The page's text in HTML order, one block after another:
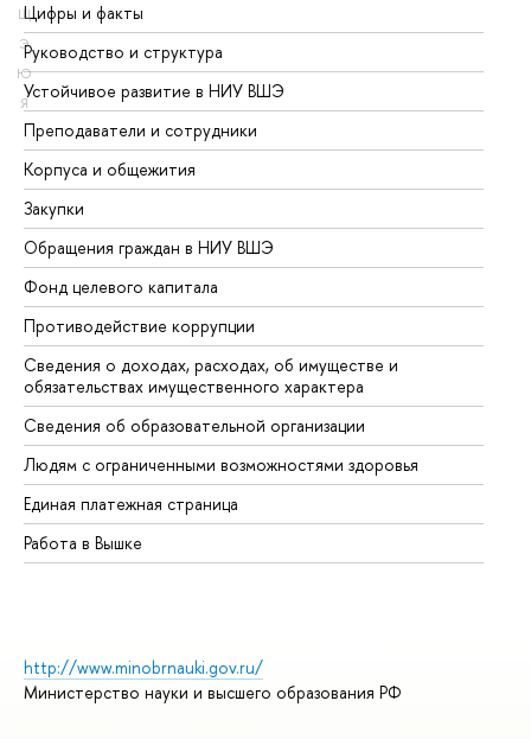
Щ
Э
Ю
Я
Цифры и факты
Руководство и структура
Устойчивое развитие в НИУ ВШЭ
Преподаватели и сотрудники
Корпуса и общежития
Закупки
Обращения граждан в НИУ ВШЭ
Фонд целевого капитала
Противодействие коррупции
Сведения о доходах, расходах, об имуществе и
обязательствах имущественного характера
Сведения об образовательной организации
Людям с ограниченными возможностями здоровья
Единая платежная страница
Работа в Вышке
http://www.minobrnauki.gov.ru/
Министерство науки и высшего образования РФ